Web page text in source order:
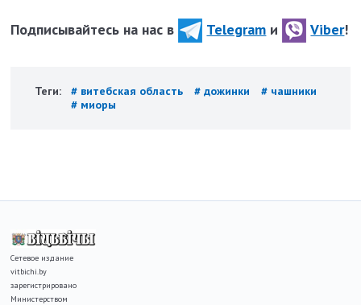
Подписывайтесь на нас в Telegram и Viber!
Теги: # витебская область # дожинки
# чашники
# миоры
Сетевое издание
vitbichi.by
зарегистрировано
Министерством